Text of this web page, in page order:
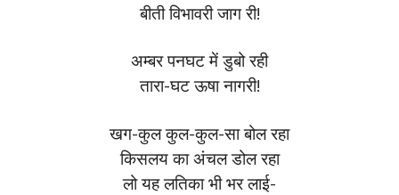
बीती विभावरी जाग री!
अम्बर पनघट में डुबो रही
तारा-घट ऊषा नागरी!
खग-कुल कुल-कुल-सा बोल रहा
किसलय का अंचल डोल रहा
लो यह लतिका भी भर ला‌ई-